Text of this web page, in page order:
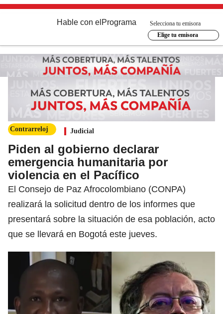
Hable con el Programa
Selecciona tu emisora
Elige tu emisora
Contrarreloj Judicial
Piden al gobierno declarar
emergencia humanitaria por
violencia en el Pacífico
El Consejo de Paz Afrocolombiano (CONPA)
realizará la solicitud dentro de los informes que
presentará sobre la situación de esa población, acto
que se llevará en Bogotá este jueves.